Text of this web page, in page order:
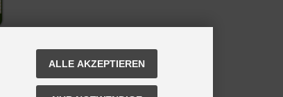
ALLE AKZEPTIEREN